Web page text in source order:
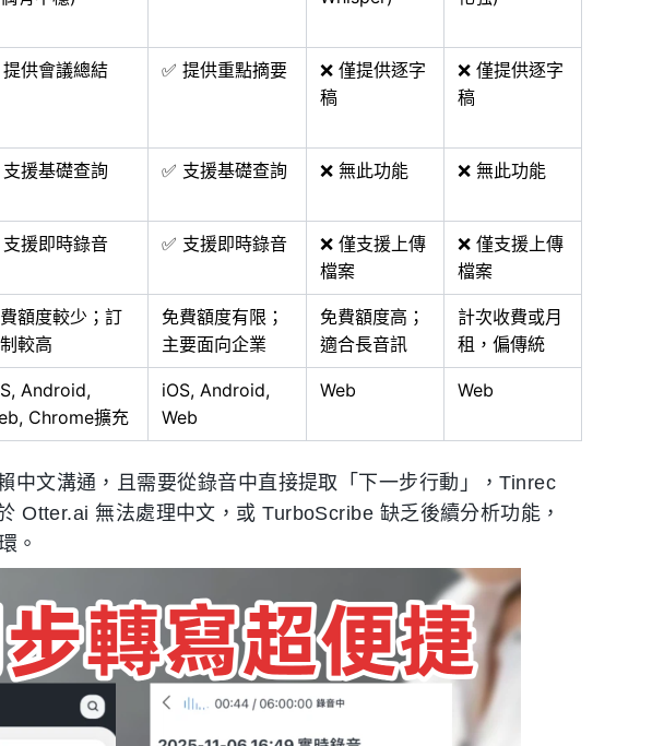
提供會議總結 ✅ 提供重點摘要
❌ 僅提供逐字
稿
❌ 僅提供逐字
稿
支援基礎查詢 ✅ 支援基礎查詢 ❌ 無此功能 ❌ 無此功能
支援即時錄音 ✅ 支援即時錄音
❌ 僅支援上傳
檔案
❌ 僅支援上傳
檔案
額度較少；訂
較高
免費額度有限；
主要面向企業
免費額度高；
適合長音訊
計次收費或月
租，偏傳統
Android,
Chrome擴充
iOS, Android,
Web
Web Web
中文溝通，且需要從錄音中直接提取「下一步行動」，Tinrec
Otter.ai 無法處理中文，或 TurboScribe 缺乏後續分析功能，
。